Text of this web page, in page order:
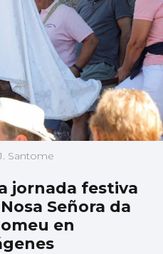
Santome
jornada festiva
Señora da
en